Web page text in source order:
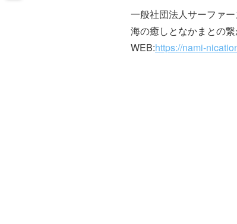
一般社団法人サーファ
海の癒しとなかまとの
WEB:https://nami-